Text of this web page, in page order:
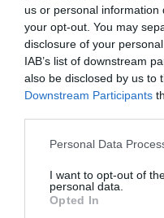
us or personal
your opt-out. You may
disclosure of your
IAB’s list of downstream
also be disclosed by us to
Downstream Participants
Please note that this
not limited to your visit or
grant or deny consent to
use your data for below
Personal Data
I want to opt-out of
personal data.
Opted In
Összesen 11
Kátai-Pál László
meg.
az